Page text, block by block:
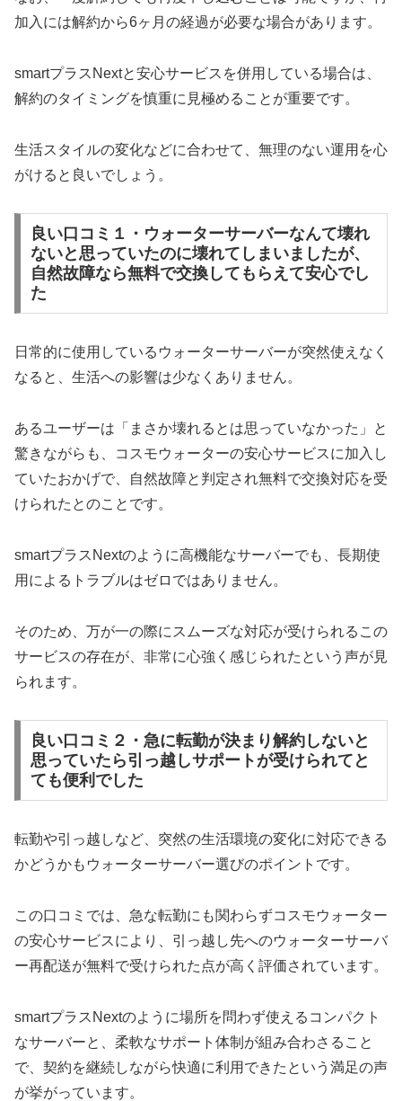
加入には解約から6ヶ月の経過が必要な場合があります。
smartプラスNextと安心サービスを併用している場合は、
解約のタイミングを慎重に見極めることが重要です。
生活スタイルの変化などに合わせて、無理のない運用を心
がけると良いでしょう。
良い口コミ１・ウォーターサーバーなんて壊れ
ないと思っていたのに壊れてしまいましたが、
自然故障なら無料で交換してもらえて安心でし
た
日常的に使用しているウォーターサーバーが突然使えなく
なると、生活への影響は少なくありません。
あるユーザーは「まさか壊れるとは思っていなかった」と
驚きながらも、コスモウォーターの安心サービスに加入し
ていたおかげで、自然故障と判定され無料で交換対応を受
けられたとのことです。
smartプラスNextのように高機能なサーバーでも、長期使
用によるトラブルはゼロではありません。
そのため、万が一の際にスムーズな対応が受けられるこの
サービスの存在が、非常に心強く感じられたという声が見
られます。
良い口コミ２・急に転勤が決まり解約しないと
思っていたら引っ越しサポートが受けられてと
ても便利でした
転勤や引っ越しなど、突然の生活環境の変化に対応できる
かどうかもウォーターサーバー選びのポイントです。
この口コミでは、急な転勤にも関わらずコスモウォーター
の安心サービスにより、引っ越し先へのウォーターサーバ
ー再配送が無料で受けられた点が高く評価されています。
smartプラスNextのように場所を問わず使えるコンパクト
なサーバーと、柔軟なサポート体制が組み合わさること
で、契約を継続しながら快適に利用できたという満足の声
が挙がっています。